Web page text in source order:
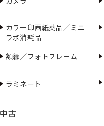
カラー印画紙薬品／ミニ
ラボ消耗品
額縁／フォトフレーム
ラミネート
中古